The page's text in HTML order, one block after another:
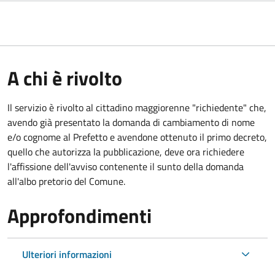
A chi è rivolto
Il servizio è rivolto al cittadino maggiorenne "richiedente" che,
avendo già presentato la domanda di cambiamento di nome
e/o cognome al Prefetto e avendone ottenuto il primo decreto,
quello che autorizza la pubblicazione, deve ora richiedere
l'affissione dell'avviso contenente il sunto della domanda
all'albo pretorio del Comune.
Approfondimenti
Ulteriori informazioni